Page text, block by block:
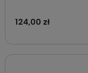
124,00 zł